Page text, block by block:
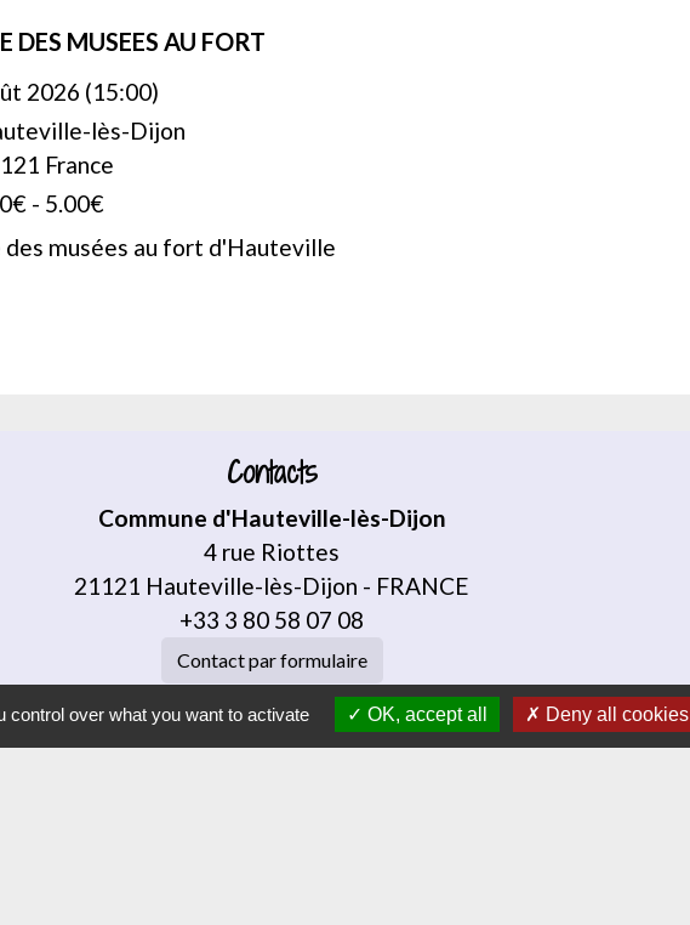
DES MUSEES AU FORT
2026 (15:00)
lès-Dijon
France
- 5.00€
musées au fort d'Hauteville
Contacts
Commune d'Hauteville-lès-Dijon
4 rue Riottes
21121 Hauteville-lès-Dijon - FRANCE
+33 3 80 58 07 08
Contact par formulaire
Jumelages
over what you want to activate OK, accept all Deny all cookies